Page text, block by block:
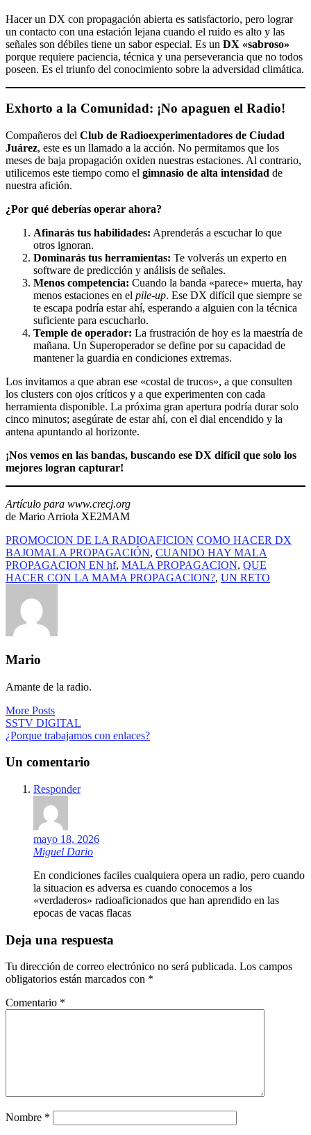
Hacer un DX con propagación abierta es satisfactorio, pero lograr
un contacto con una estación lejana cuando el ruido es alto y las
señales son débiles tiene un sabor especial. Es un DX «sabroso»
porque requiere paciencia, técnica y una perseverancia que no todos
poseen. Es el triunfo del conocimiento sobre la adversidad climática.
Exhorto a la Comunidad: ¡No apaguen el Radio!
Compañeros del Club de Radioexperimentadores de Ciudad
Juárez, este es un llamado a la acción. No permitamos que los
meses de baja propagación oxiden nuestras estaciones. Al contrario,
utilicemos este tiempo como el gimnasio de alta intensidad de
nuestra afición.
¿Por qué deberías operar ahora?
Afinarás tus habilidades: Aprenderás a escuchar lo que
otros ignoran.
Dominarás tus herramientas: Te volverás un experto en
software de predicción y análisis de señales.
Menos competencia: Cuando la banda «parece» muerta, hay
menos estaciones en el pile-up. Ese DX difícil que siempre se
te escapa podría estar ahí, esperando a alguien con la técnica
suficiente para escucharlo.
Temple de operador: La frustración de hoy es la maestría de
mañana. Un Superoperador se define por su capacidad de
mantener la guardia en condiciones extremas.
Los invitamos a que abran ese «costal de trucos», a que consulten
los clusters con ojos críticos y a que experimenten con cada
herramienta disponible. La próxima gran apertura podría durar solo
cinco minutos; asegúrate de estar ahí, con el dial encendido y la
antena apuntando al horizonte.
¡Nos vemos en las bandas, buscando ese DX difícil que solo los
mejores logran capturar!
Artículo para www.crecj.org
de Mario Arriola XE2MAM
PROMOCION DE LA RADIOAFICION COMO HACER DX
BAJOMALA PROPAGACIÓN, CUANDO HAY MALA
PROPAGACION EN hf, MALA PROPAGACION, QUE
HACER CON LA MAMA PROPAGACION?, UN RETO
Mario
Amante de la radio.
More Posts
Navegación
de
entradas
SSTV DIGITAL
¿Porque trabajamos con enlaces?
Un comentario
Responder
mayo 18, 2026
Miguel Dario
En condiciones faciles cualquiera opera un radio, pero cuando
la situacion es adversa es cuando conocemos a los
«verdaderos» radioaficionados que han aprendido en las
epocas de vacas flacas
Deja una respuesta
Tu dirección de correo electrónico no será publicada. Los campos
obligatorios están marcados con *
Comentario *
Nombre *